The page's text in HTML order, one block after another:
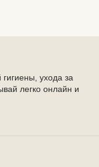
ухода за
легко онлайн и